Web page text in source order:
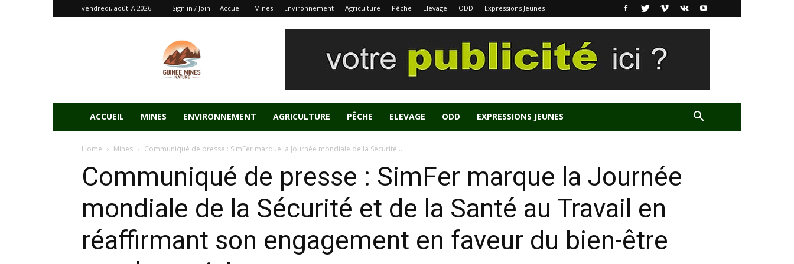
vendredi, août 7, 2026 Sign in / Join Accueil Mines Environnement Agriculture Pêche Elevage ODD Expressions Jeunes
ACCUEIL MINES ENVIRONNEMENT AGRICULTURE PÊCHE ELEVAGE ODD EXPRESSIONS JEUNES
Home Mines Communiqué de presse : SimFer marque la Journée mondiale de la Sécurité...
Communiqué de presse : SimFer marque la Journée
mondiale de la Sécurité et de la Santé au Travail en
réaffirmant son engagement en faveur du bien-être